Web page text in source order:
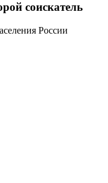
соискатель
России